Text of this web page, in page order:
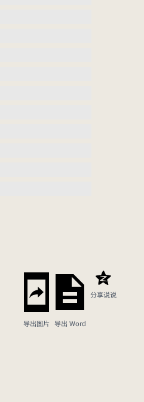
导出图片 导出 Word
分享说说